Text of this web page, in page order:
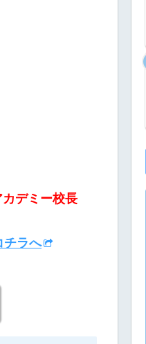
カデミー校長
ラへ